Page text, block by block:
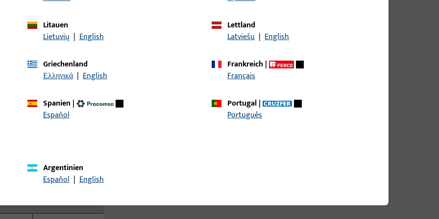
VTS 634
1100
42
120°
242 × 45 × 33
Litauen
Lietuvių | English
Lettland
Latviešu | English
Griechenland
Ελληνικά | English
Frankreich|
Français
Spanien |
Español
Portugal|
Português
Argentinien
Español | English